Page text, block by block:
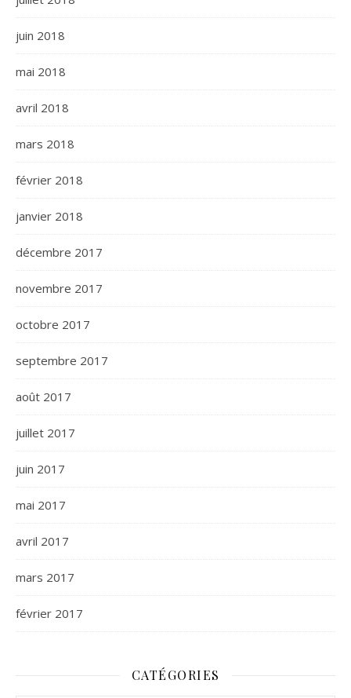
juin 2018
mai 2018
avril 2018
mars 2018
février 2018
janvier 2018
décembre 2017
novembre 2017
octobre 2017
septembre 2017
août 2017
juillet 2017
juin 2017
mai 2017
avril 2017
mars 2017
février 2017
CATÉGORIES